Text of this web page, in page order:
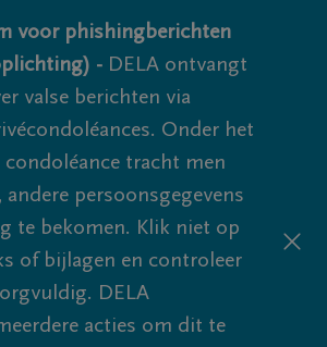
voor phishingberichten
- DELA ontvangt
valse berichten via
Onder het
condoléance tracht men
andere persoonsgegevens
te bekomen. Klik niet op
of bijlagen en controleer
DELA
acties om dit te